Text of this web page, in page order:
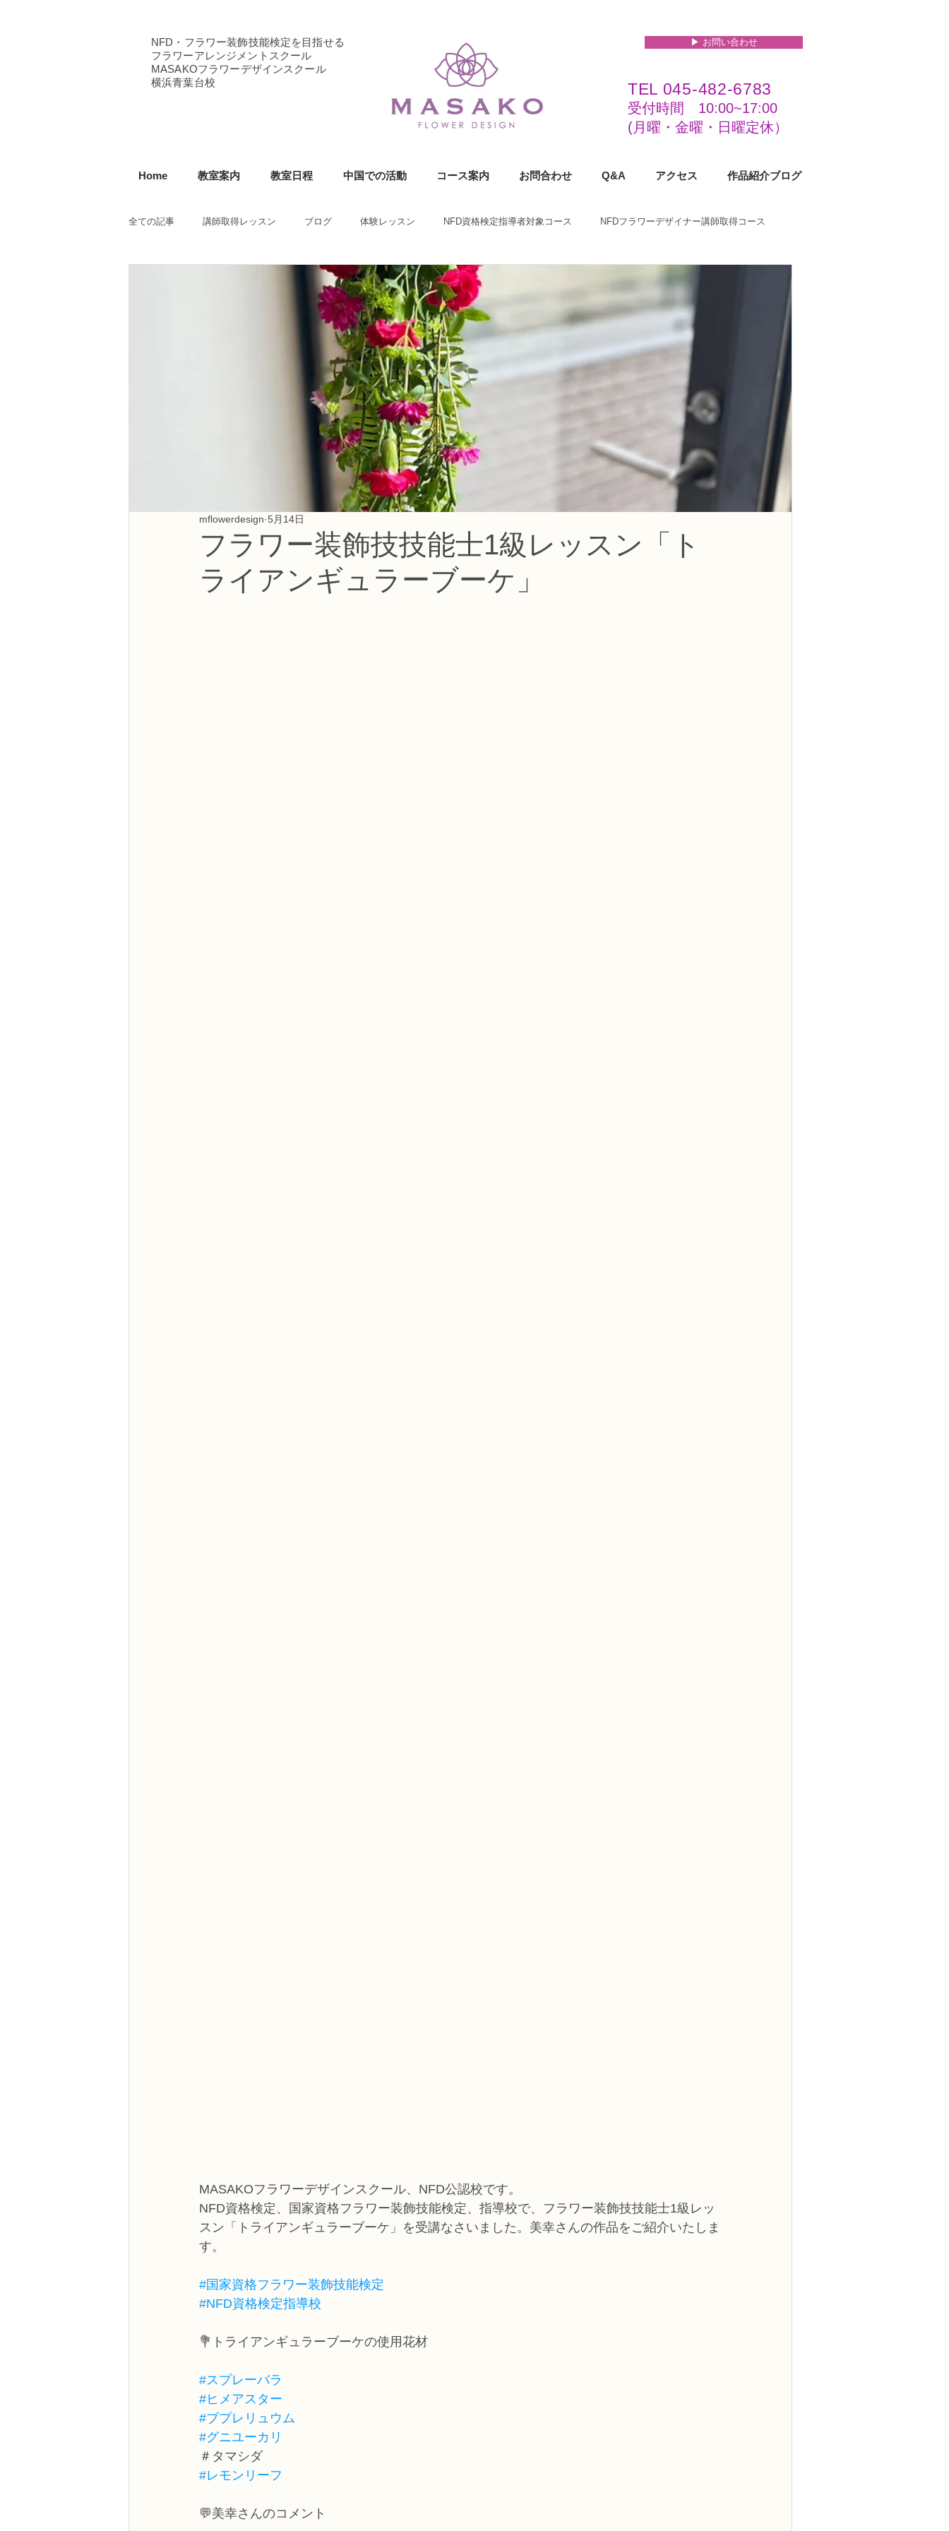
NFD・フラワー装飾技能検定を目指せる
フラワーアレンジメントスクール
MASAKOフラワーデザインスクール
横浜青葉台校
▶︎ お問い合わせ
TEL 045-482-6783
受付時間 10:00~17:00​​​
(​月曜・金曜・日曜定休）
Home 教室案内 教室日程 中国での活動 コース案内 お問合わせ Q&A アクセス 作品紹介ブログ
全ての記事 講師取得レッスン ブログ 体験レッスン NFD資格検定指導者対象コース NFDフラワーデザイナー講師取得コース
NFDフラワーデザイナー資格検定1級コース
NFDフラワーデザイナー資格検定3級コース フラワー装飾技能検定1級レッスン フラワー装飾技能士検定2級
趣味で楽しむフラワーレッスン アーティフィシャルフラワーコース
NFDディプロマアーティフィシャルコース NFDディプロマウエディングコース NFDディプロマプリザーブドフラワーコース
NFDディプロマインドアガーデニングコース NFDベーシックマスターコース
教室からのお知らせ
フラワー装飾技技能士1級レッスン「ト
ライアンギュラーブーケ」
mflowerdesign 5月14日
MASAKOフラワーデザインスクール、NFD公認校です。
NFD資格検定、国家資格フラワー装飾技能検定、指導校で、フラワー装飾技技能士1級レッ
スン「トライアンギュラーブーケ」を受講なさいました。美幸さんの作品をご紹介いたしま
す。
#国家資格フラワー装飾技能検定
#NFD資格検定指導校
💐トライアンギュラーブーケの使用花材
#スプレーバラ
#ヒメアスター
#ブプレリュウム
#グニユーカリ
＃タマシダ
#レモンリーフ
💬美幸さんのコメント